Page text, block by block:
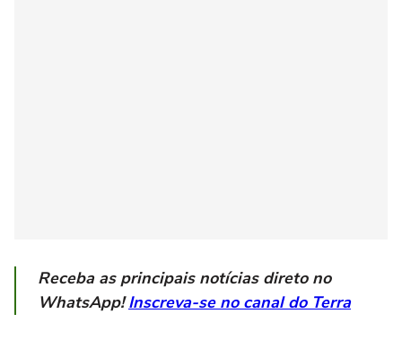
Receba as principais notícias direto no
WhatsApp!Inscreva-se no canal do Terra